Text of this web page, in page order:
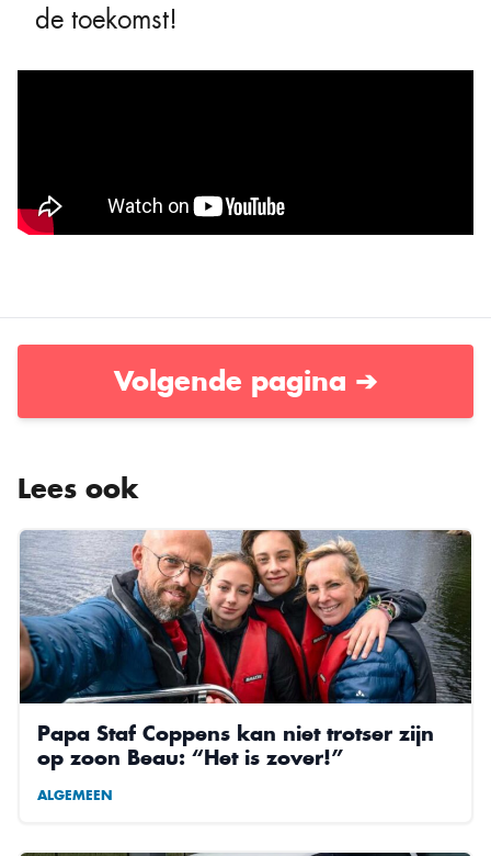
de toekomst!
Volgende pagina ➔
Lees ook
Papa Staf Coppens kan niet trotser zijn
op zoon Beau: “Het is zover!”
ALGEMEEN